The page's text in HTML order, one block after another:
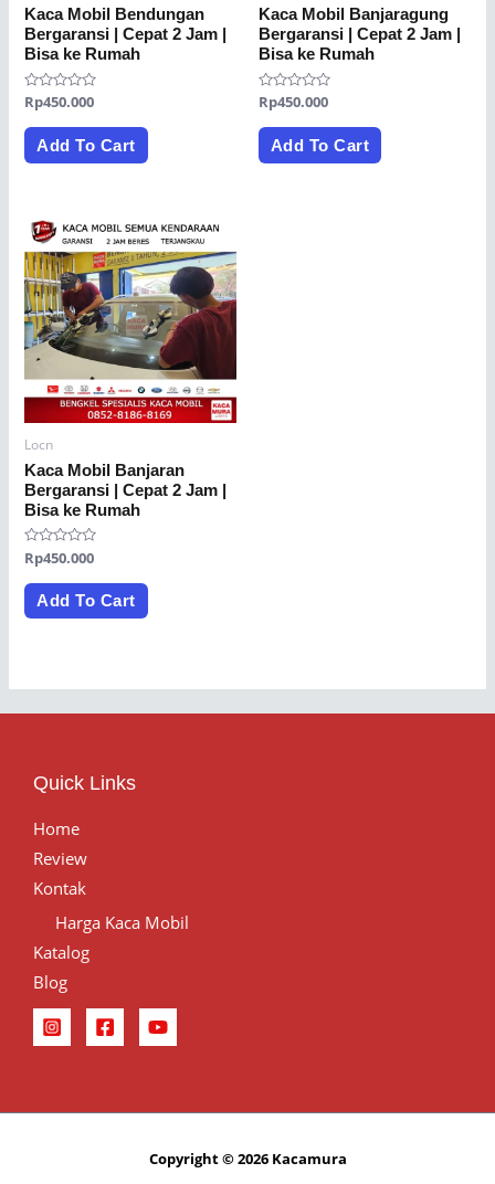
Kaca Mobil Bendungan
Bergaransi | Cepat 2 Jam |
Bisa ke Rumah
Rated
out
Rp450.000
Add To Cart
Kaca Mobil Banjaragung
Bergaransi | Cepat 2 Jam |
Bisa ke Rumah
Rated
out
Rp450.000
Add To Cart
Locn
Kaca Mobil Banjaran
Bergaransi | Cepat 2 Jam |
Bisa ke Rumah
Rated
0
out
Rp450.000
Add To Cart
Quick Links
Home
Review
Kontak
Harga Kaca Mobil
Katalog
Blog
Copyright © 2026 Kacamura